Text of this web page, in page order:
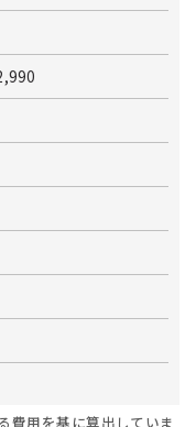
費用を基に算出していま